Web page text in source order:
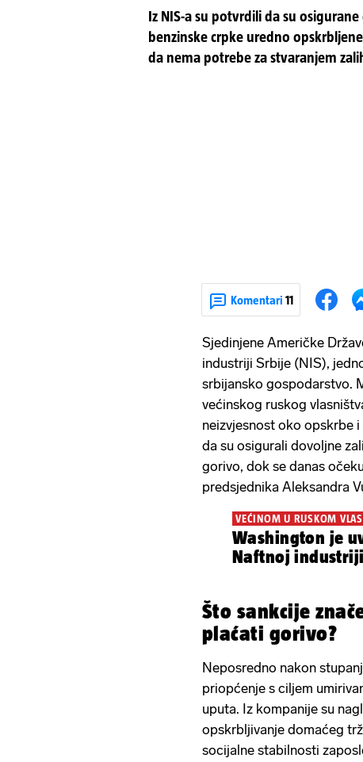
Iz NIS-a su potvrdili da su
benzinske crpke uredno
da nema potrebe za stvaranjem
Komentari 11
Sjedinjene Američke
industriji Srbije (NIS),
srbijansko gospodarstvo.
većinskog ruskog
neizvjesnost oko opskrbe
da su osigurali dovoljne
gorivo, dok se danas
predsjednika Aleksandra
VEĆINOM U RUSKOM
Washington je
Naftnoj
Što sankcije
plaćati gorivo?
Neposredno nakon
priopćenje s ciljem
uputa. Iz kompanije su
opskrbljivanje domaćeg
socijalne stabilnosti